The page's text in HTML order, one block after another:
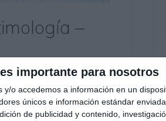
importante para nosotros
y/o accedemos a información en un
únicos e información estándar
de publicidad y contenido,
–
griego y la
El recurso permite